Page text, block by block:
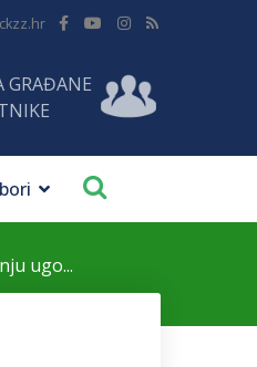
GRAĐANE
ugo...